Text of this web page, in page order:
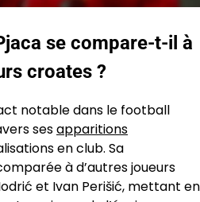
se compare-t-il à
croates ?
notable dans le football
sesapparitions
en club. Sa
à d’autres joueurs
et Ivan Perišić, mettant en